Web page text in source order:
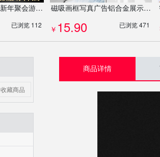
休闲娱乐桌游纸牌新年聚会游戏动卡牌套装扑克牌剧本杀桌游牌定制
已浏览 112
磁吸画框写真广告铝合金展示框宣传栏照片墙相框挂墙定制
￥ 15.90 已浏览 471
收藏商品
商品详情